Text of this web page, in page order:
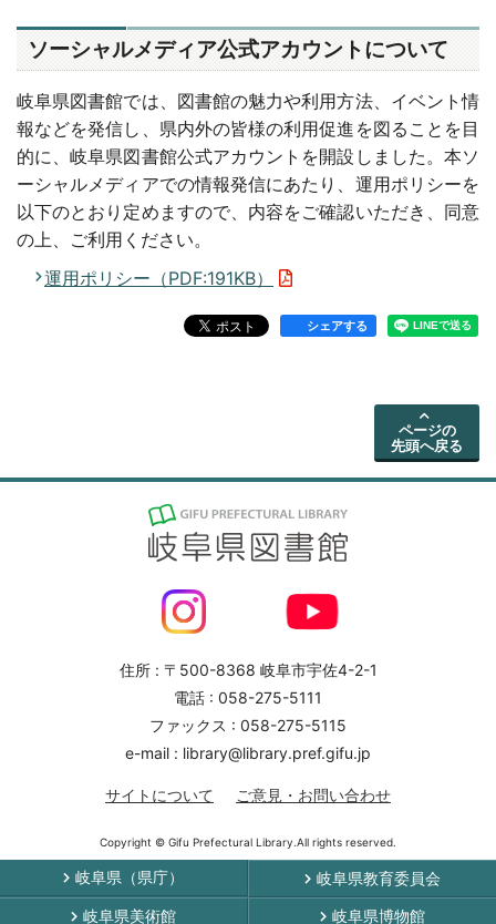
ソーシャルメディア公式アカウントについて
岐阜県図書館では、図書館の魅力や利用方法、イベント情
報などを発信し、県内外の皆様の利用促進を図ることを目
的に、岐阜県図書館公式アカウントを開設しました。本ソ
ーシャルメディアでの情報発信にあたり、運用ポリシーを
以下のとおり定めますので、内容をご確認いただき、同意
の上、ご利用ください。
運用ポリシー（PDF:191KB）
シェアする
ページの
先頭へ戻る
住所 : 〒500-8368 岐阜市宇佐4-2-1
電話 : 058-275-5111
ファックス : 058-275-5115
e-mail : library@library.pref.gifu.jp
サイトについて ご意見・お問い合わせ
Copyright © Gifu Prefectural Library.All rights reserved.
岐阜県（県庁）
岐阜県教育委員会
岐阜県美術館
岐阜県博物館